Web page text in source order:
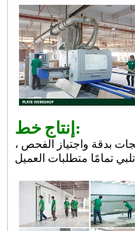
إنتاج خط:
بدقة واجتياز الفحص ،